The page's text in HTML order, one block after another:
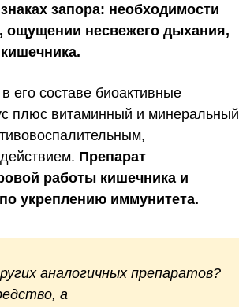
запора: необходимости
ощущении несвежего дыхания,
его составе биоактивные
плюс витаминный и минеральный
Препарат
работы кишечника и
укреплению иммунитета.
аналогичных препаратов?
а